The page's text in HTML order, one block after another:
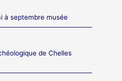
à septembre musée
de Chelles